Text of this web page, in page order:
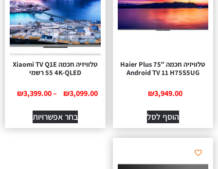
טלוויזיה חכמה 75″ Haier Plus
Android TV 11 H75S5UG
₪3,949.00
הוסף לסל
טלוויזיה חכמה Xiaomi TV Q1E
55 4K-QLED רשמי
₪3,099.00
–
₪3,399.00
בחר אפשרויות